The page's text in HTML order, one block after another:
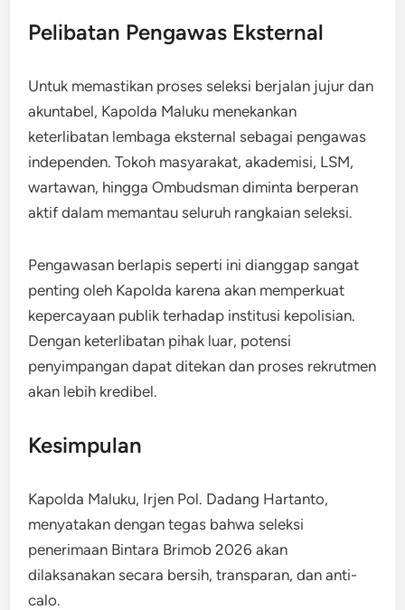
Pelibatan Pengawas Eksternal
Untuk memastikan proses seleksi berjalan jujur dan
akuntabel, Kapolda Maluku menekankan
keterlibatan lembaga eksternal sebagai pengawas
independen. Tokoh masyarakat, akademisi, LSM,
wartawan, hingga Ombudsman diminta berperan
aktif dalam memantau seluruh rangkaian seleksi.
Pengawasan berlapis seperti ini dianggap sangat
penting oleh Kapolda karena akan memperkuat
kepercayaan publik terhadap institusi kepolisian.
Dengan keterlibatan pihak luar, potensi
penyimpangan dapat ditekan dan proses rekrutmen
akan lebih kredibel.
Kesimpulan
Kapolda Maluku, Irjen Pol. Dadang Hartanto,
menyatakan dengan tegas bahwa seleksi
penerimaan Bintara Brimob 2026 akan
dilaksanakan secara bersih, transparan, dan anti-
calo.